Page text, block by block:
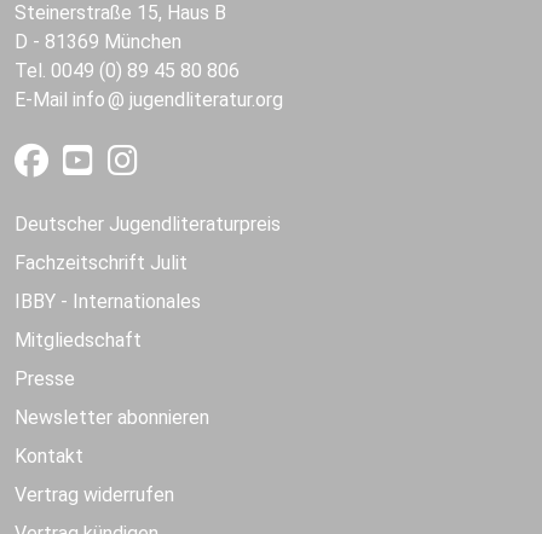
Steinerstraße 15, Haus B
D - 81369 München
Tel. 0049 (0) 89 45 80 806
E-Mail info jugendliteratur.org
Deutscher Jugendliteraturpreis
Fachzeitschrift Julit
IBBY - Internationales
Mitgliedschaft
Presse
Newsletter abonnieren
Kontakt
Vertrag widerrufen